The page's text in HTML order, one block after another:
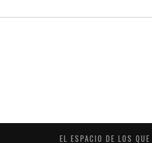
EL ESPACIO DE LOS